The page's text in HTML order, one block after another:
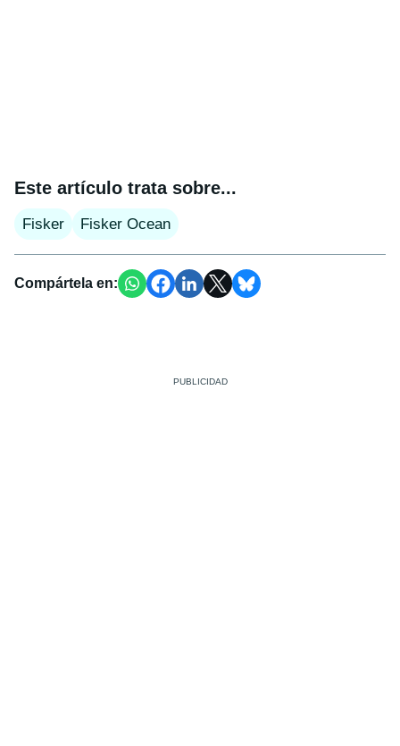
Este artículo trata sobre...
Fisker Fisker Ocean
Compártela en: